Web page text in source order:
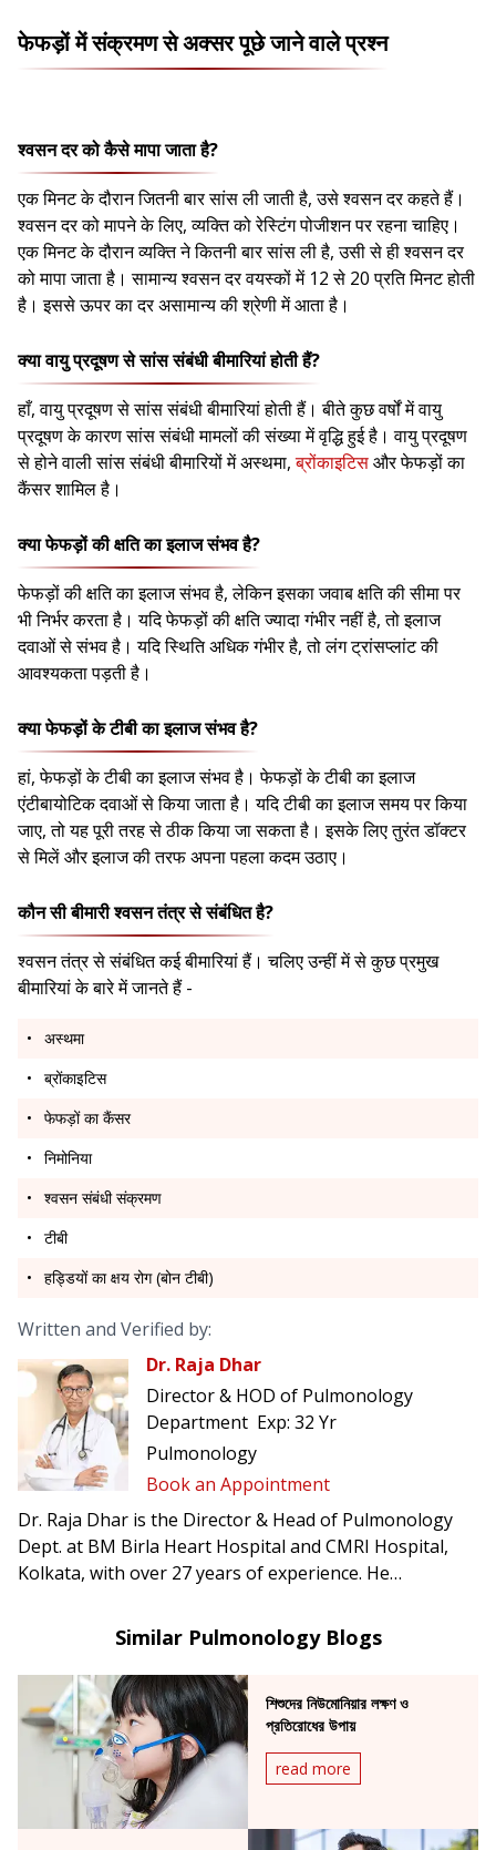
फेफड़ों में संक्रमण से अक्सर पूछे जाने वाले प्रश्न
श्वसन दर को कैसे मापा जाता है?
एक मिनट के दौरान जितनी बार सांस ली जाती है, उसे श्वसन दर कहते हैं।
श्वसन दर को मापने के लिए, व्यक्ति को रेस्टिंग पोजीशन पर रहना चाहिए।
एक मिनट के दौरान व्यक्ति ने कितनी बार सांस ली है, उसी से ही श्वसन दर
को मापा जाता है। सामान्य श्वसन दर वयस्कों में 12 से 20 प्रति मिनट होती
है। इससे ऊपर का दर असामान्य की श्रेणी में आता है।
क्या वायु प्रदूषण से सांस संबंधी बीमारियां होती हैं?
हाँ, वायु प्रदूषण से सांस संबंधी बीमारियां होती हैं। बीते कुछ वर्षों में वायु
प्रदूषण के कारण सांस संबंधी मामलों की संख्या में वृद्धि हुई है। वायु प्रदूषण
से होने वाली सांस संबंधी बीमारियों में अस्थमा,ब्रोंकाइटिसऔर फेफड़ों का
कैंसर शामिल है।
क्या फेफड़ों की क्षति का इलाज संभव है?
फेफड़ों की क्षति का इलाज संभव है, लेकिन इसका जवाब क्षति की सीमा पर
भी निर्भर करता है। यदि फेफड़ों की क्षति ज्यादा गंभीर नहीं है, तो इलाज
दवाओं से संभव है। यदि स्थिति अधिक गंभीर है, तो लंग ट्रांसप्लांट की
आवश्यकता पड़ती है।
क्या फेफड़ों के टीबी का इलाज संभव है?
हां, फेफड़ों के टीबी का इलाज संभव है। फेफड़ों के टीबी का इलाज
एंटीबायोटिक दवाओं से किया जाता है। यदि टीबी का इलाज समय पर किया
जाए, तो यह पूरी तरह से ठीक किया जा सकता है। इसके लिए तुरंत डॉक्टर
से मिलें और इलाज की तरफ अपना पहला कदम उठाए।
कौन सी बीमारी श्वसन तंत्र से संबंधित है?
श्वसन तंत्र से संबंधित कई बीमारियां हैं। चलिए उन्हीं में से कुछ प्रमुख
बीमारियां के बारे में जानते हैं -
अस्थमा
ब्रोंकाइटिस
फेफड़ों का कैंसर
निमोनिया
श्वसन संबंधी संक्रमण
टीबी
हड्डियों का क्षय रोग (बोन टीबी)
Written and Verified by:
Dr. Raja Dhar
Director & HOD of Pulmonology
Department Exp: 32 Yr
Pulmonology
Book an Appointment
Dr. Raja Dhar is the Director & Head of Pulmonology
Dept. at BM Birla Heart Hospital and CMRI Hospital,
Kolkata, with over 27 years of experience. He
COPD, sleep medicine, advanced lung function services,
interventional & diagnostic pulmonology, rare stroke &
orphan lung diseases, and all disciplines of respiratory
medicine.
Similar Pulmonology Blogs
শিশুদের নিউমোনিয়ার লক্ষণ ও
প্রতিরোধের উপায়
read more